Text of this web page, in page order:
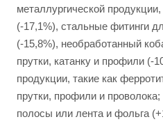
металлургической
(-17,1%), стальные фитинги
(-15,8%), необработанный
прутки, катанку и профили (-
продукции, такие как
прутки, профили и
полосы или лента и фольга